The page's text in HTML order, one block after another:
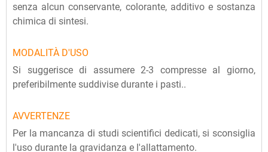
senza alcun conservante, colorante, additivo e sostanza
chimica di sintesi.
MODALITÀ D'USO
Si suggerisce di assumere 2-3 compresse al giorno,
preferibilmente suddivise durante i pasti..
AVVERTENZE
Per la mancanza di studi scientifici dedicati, si sconsiglia
l'uso durante la gravidanza e l'allattamento.